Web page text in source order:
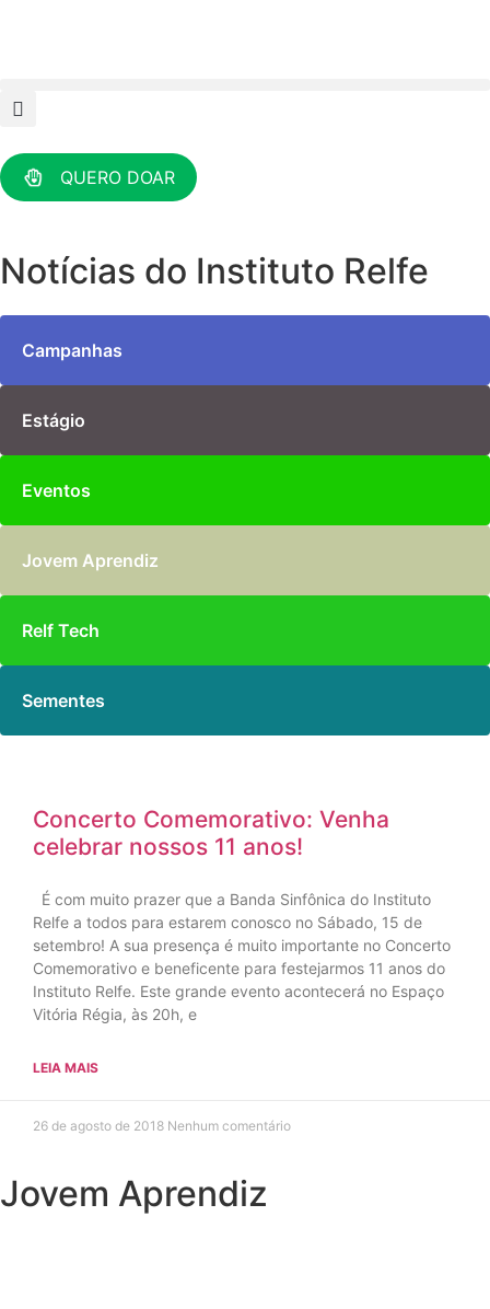
QUERO DOAR
Notícias do Instituto Relfe
Campanhas
Estágio
Eventos
Jovem Aprendiz
Relf Tech
Sementes
Concerto Comemorativo: Venha
celebrar nossos 11 anos!
É com muito prazer que a Banda Sinfônica do Instituto
Relfe a todos para estarem conosco no Sábado, 15 de
setembro! A sua presença é muito importante no Concerto
Comemorativo e beneficente para festejarmos 11 anos do
Instituto Relfe. Este grande evento acontecerá no Espaço
Vitória Régia, às 20h, e
LEIA MAIS
26 de agosto de 2018 Nenhum comentário
Jovem Aprendiz